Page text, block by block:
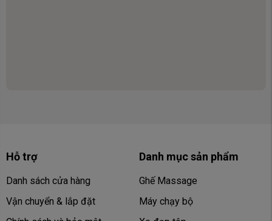
Chỗ để xe:
Có chỗ để xe ô tô
TTTM SC VivoCity
Hỗ trợ
Danh sách cửa hàng
Vận chuyển & lắp đặt
Danh mục sản phẩm
Ghế Massage
Máy chạy bộ